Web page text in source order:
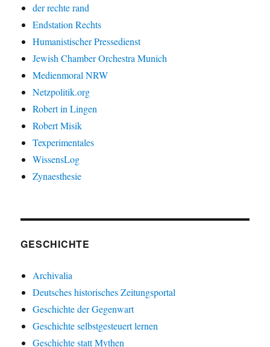
der rechte rand
Endstation Rechts
Humanistischer Pressedienst
Jewish Chamber Orchestra Munich
Medienmoral NRW
Netzpolitik.org
Robert in Lingen
Robert Misik
Texperimentales
WissensLog
Zynaesthesie
GESCHICHTE
Archivalia
Deutsches historisches Zeitungsportal
Geschichte der Gegenwart
Geschichte selbstgesteuert lernen
Geschichte statt Mythen